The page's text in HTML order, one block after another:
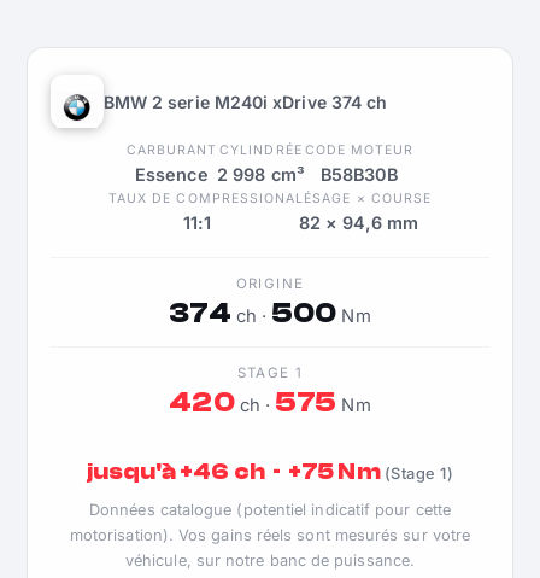
BMW 2 serie M240i xDrive 374 ch
CARBURANT
Essence
CYLINDRÉE
2 998 cm³
CODE MOTEUR
B58B30B
TAUX DE COMPRESSION
11:1
ALÉSAGE × COURSE
82 × 94,6 mm
ORIGINE
374 ch · 500 Nm
STAGE 1
420ch · 575 Nm
jusqu'à +46 ch · +75 Nm (Stage 1)
Données catalogue (potentiel indicatif pour cette
motorisation). Vos gains réels sont mesurés sur votre
véhicule, sur notre banc de puissance.